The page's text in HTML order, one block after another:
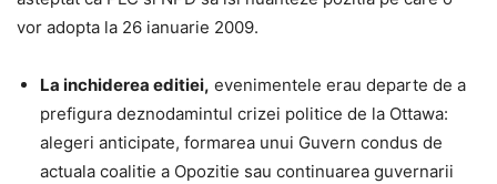
vor adopta la 26 ianuarie 2009.
La inchiderea editiei, evenimentele erau departe de a
prefigura deznodamintul crizei politice de la Ottawa:
alegeri anticipate, formarea unui Guvern condus de
actuala coalitie a Opozitie sau continuarea guvernarii